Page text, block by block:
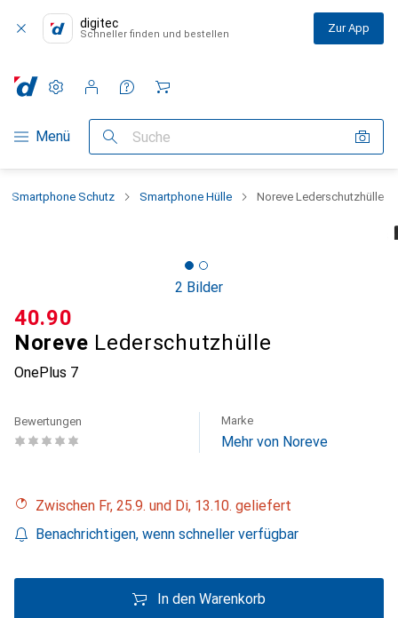
digitec
Schneller finden und bestellen Zur App
Navigation nach Kategorien
Menü Suche
Einstellungen
Kundenkonto
Vergleichslisten
Merklisten
Warenkorb
Smartphone Schutz Smartphone Hülle Noreve Lederschutzhülle
2 Bilder
Noreve Lederschutzhülle
OnePlus 7
CHF
40.90
Bewertungen Marke
Mehr von Noreve
Zwischen Fr, 25.9. und Di, 13.10. geliefert
Benachrichtigen, wenn schneller verfügbar
In den Warenkorb